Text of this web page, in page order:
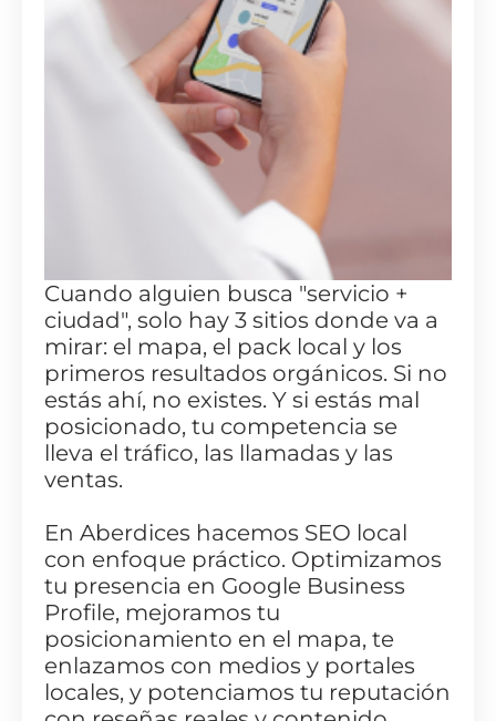
Cuando alguien busca "servicio +
ciudad", solo hay 3 sitios donde va a
mirar: el mapa, el pack local y los
primeros resultados orgánicos. Si no
estás ahí, no existes. Y si estás mal
posicionado, tu competencia se
lleva el tráfico, las llamadas y las
ventas.
En Aberdices hacemos SEO local
con enfoque práctico. Optimizamos
tu presencia en Google Business
Profile, mejoramos tu
posicionamiento en el mapa, te
enlazamos con medios y portales
locales, y potenciamos tu reputación